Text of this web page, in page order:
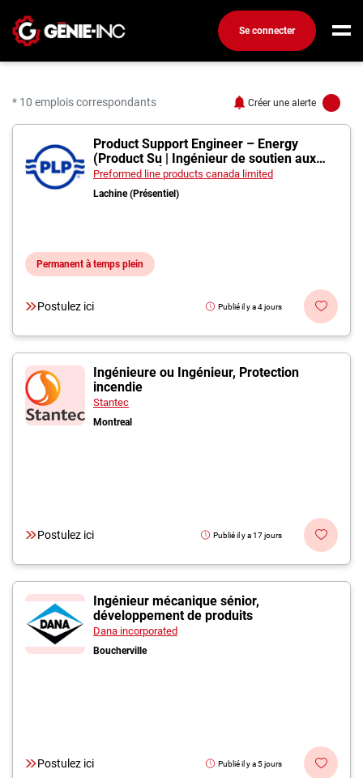
Se connecter
Créez un compte
Emplois
Recherchez un emploi
Compagnies
Ma boîte à outils
Conseils carrière
Inscrivez-vous à l'infolettre
Employeurs
* 10 emplois correspondants Créer une alerte
10 offres pour
Product Support Engineer – Energy
(Product Su | Ingénieur de soutien aux
produits – Énergie (
Preformed line products canada limited
Lachine (Présentiel)
Permanent à temps plein
Postulez ici Publié il y a 4 jours
Ingénieure ou Ingénieur, Protection
incendie
Stantec
Montreal
Postulez ici Publié il y a 17 jours
Ingénieur mécanique sénior,
développement de produits
Dana incorporated
Boucherville
Postulez ici Publié il y a 5 jours